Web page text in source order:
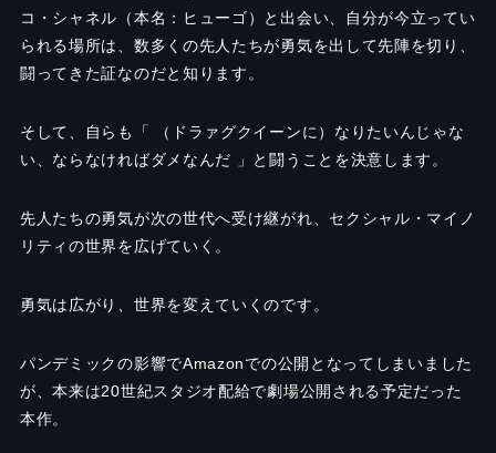
コ・シャネル（本名：ヒューゴ）と出会い、自分が今立ってい
られる場所は、数多くの先人たちが勇気を出して先陣を切り、
闘ってきた証なのだと知ります。
そして、自らも「 （ドラァグクイーンに）なりたいんじゃな
い、ならなければダメなんだ 」と闘うことを決意します。
先人たちの勇気が次の世代へ受け継がれ、セクシャル・マイノ
リティの世界を広げていく。
勇気は広がり、世界を変えていくのです。
パンデミックの影響でAmazonでの公開となってしまいました
が、本来は20世紀スタジオ配給で劇場公開される予定だった
本作。